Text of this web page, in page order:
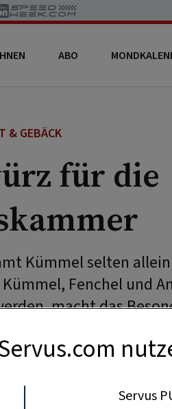
ABO
& GEBÄCK
für die
Kümmel selten
Fenchel und
macht das
Servus